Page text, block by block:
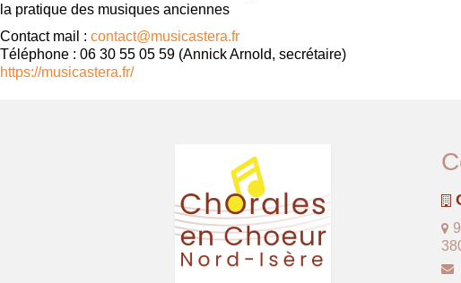
la pratique des musiques anciennes
Contact mail : contact@musicastera.fr
Téléphone : 06 30 55 05 59 (Annick Arnold, secrétaire)
https://musicastera.fr/